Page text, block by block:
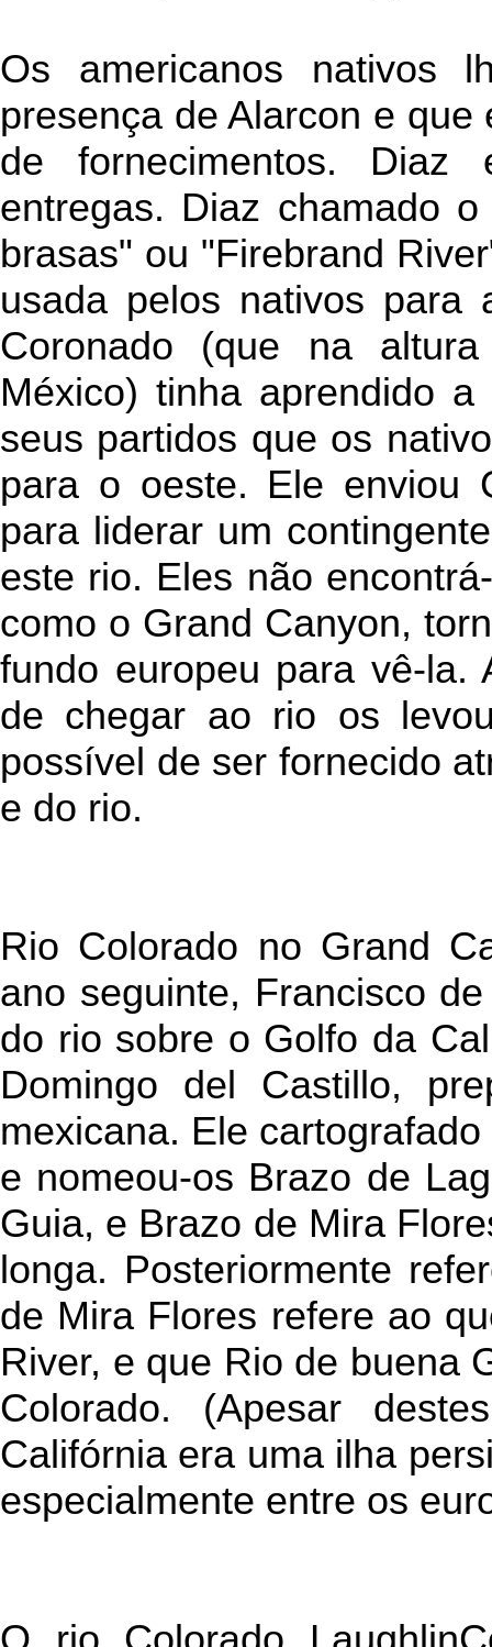
Os americanos nativos
presença de Alarcon e
de fornecimentos.
entregas. Diaz chamado
brasas" ou "Firebrand
usada pelos nativos para
Coronado (que na
México) tinha aprendido
seus partidos que os
para o oeste. Ele enviou
para liderar um
este rio. Eles não
como o Grand Canyon,
fundo europeu para vê-la.
de chegar ao rio os
possível de ser fornecido
e do rio.
Rio Colorado no Grand
ano seguinte, Francisco
do rio sobre o Golfo da
Domingo del Castillo,
mexicana. Ele
e nomeou-os Brazo de
Guia, e Brazo de Mira
longa. Posteriormente
de Mira Flores refere ao
River, e que Rio de buena
Colorado. (Apesar
Califórnia era uma ilha
especialmente entre os